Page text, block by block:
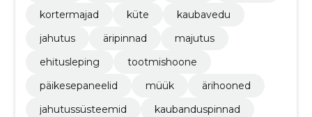
kortermajad
küte
kaubavedu
jahutus
äripinnad
majutus
ehitusleping
tootmishoone
päikesepaneelid
müük
ärihooned
jahutussüsteemid
kaubanduspinnad